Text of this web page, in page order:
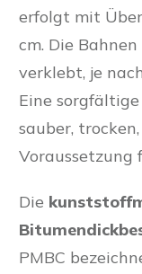
erfolgt mit
cm. Die
verklebt, je
Eine
sauber,
Voraussetzung
Die
PMBC